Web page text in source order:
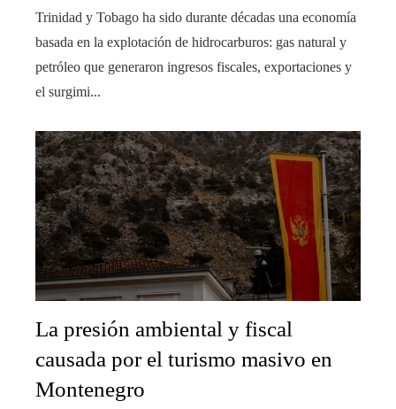
Trinidad y Tobago ha sido durante décadas una economía
basada en la explotación de hidrocarburos: gas natural y
petróleo que generaron ingresos fiscales, exportaciones y
el surgimi...
La presión ambiental y fiscal
causada por el turismo masivo en
Montenegro